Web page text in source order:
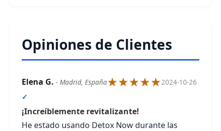
Opiniones de Clientes
Elena G. - Madrid, España★★★★★2024-10-26
✓
¡Increíblemente revitalizante!
He estado usando Detox Now durante las